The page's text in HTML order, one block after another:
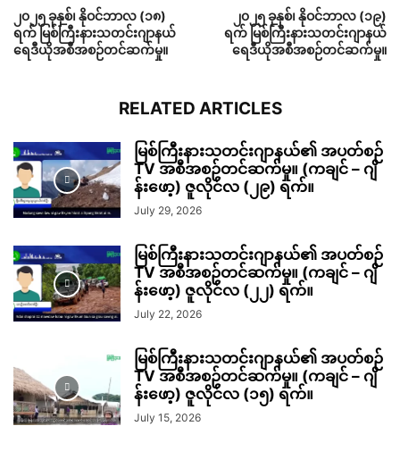
၂၀၂၅ ခုနှစ်၊ နိုဝင်ဘာလ (၁၈)
ရက် မြစ်ကြီးနားသတင်းဂျာနယ်
ရေဒီယိုအစီအစဉ်တင်ဆက်မှု။
၂၀၂၅ ခုနှစ်၊ နိုဝင်ဘာလ (၁၉)
ရက် မြစ်ကြီးနားသတင်းဂျာနယ်
ရေဒီယိုအစီအစဉ်တင်ဆက်မှု။
RELATED ARTICLES
မြစ်ကြီးနားသတင်းဂျာနယ်၏ အပတ်စဉ်
TV အစီအစဉ်တင်ဆက်မှု။ (ကချင် – ဂျိ
န်းဖော့) ဇူလိုင်လ (၂၉) ရက်။
July 29, 2026
မြစ်ကြီးနားသတင်းဂျာနယ်၏ အပတ်စဉ်
TV အစီအစဉ်တင်ဆက်မှု။ (ကချင် – ဂျိ
န်းဖော့) ဇူလိုင်လ (၂၂) ရက်။
July 22, 2026
မြစ်ကြီးနားသတင်းဂျာနယ်၏ အပတ်စဉ်
TV အစီအစဉ်တင်ဆက်မှု။ (ကချင် – ဂျိ
န်းဖော့) ဇူလိုင်လ (၁၅) ရက်။
July 15, 2026